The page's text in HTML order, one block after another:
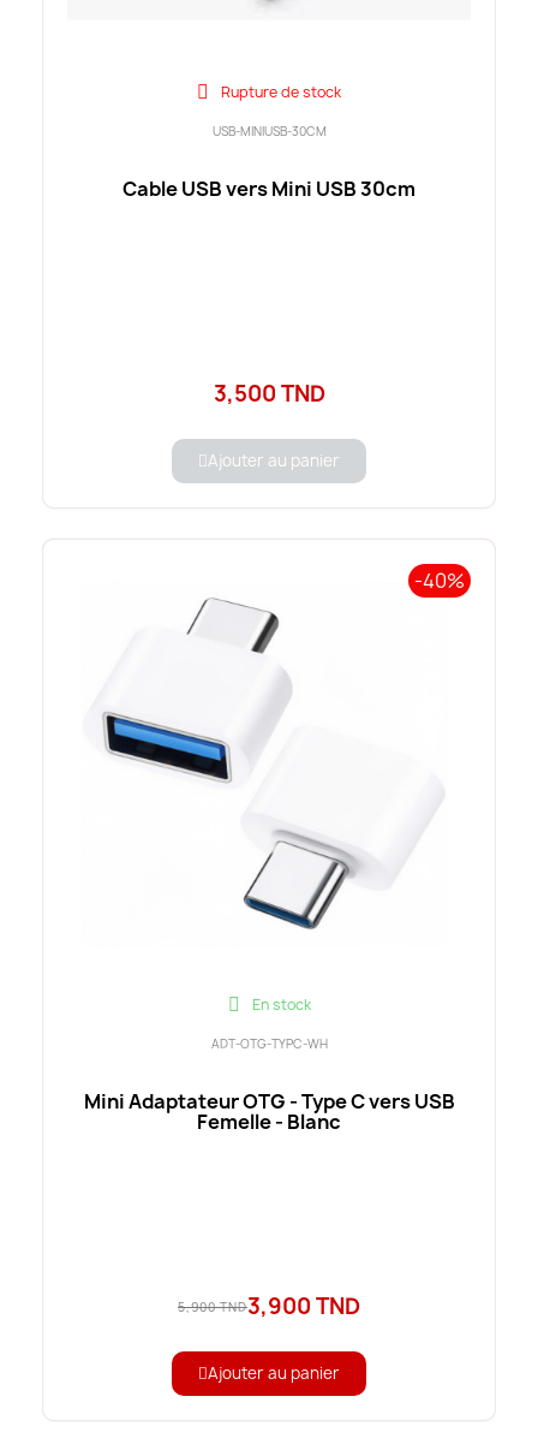
Rupture de stock
USB-MINIUSB-30CM
Cable USB vers Mini USB 30cm
3,500 TND
Ajouter au panier
-40%
En stock
ADT-OTG-TYPC-WH
Mini Adaptateur OTG - Type C vers USB
Femelle - Blanc
5,900 TND3,900 TND
Ajouter au panier